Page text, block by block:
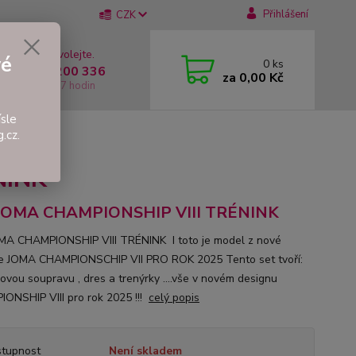
CZK Přihlášení
si rady? Zavolejte.
737 200 336
Pátek: 8 - 17 hodin
0 ks
za 0,00 Kč
CHAMPIONSHIP VIII TRÉNINK
CHAMPIONSHIP VIII TRÉNINK I toto je model z nové
JOMA CHAMPIONSCHIP VII PRO ROK 2025 Tento set tvoří:
soupravu , dres a trenýrky ....vše v novém designu
VIII pro rok 2025 !!! celý popis
Není skladem